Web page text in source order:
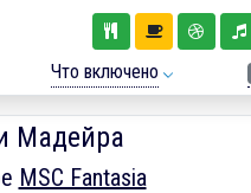
Что включено
Мадейра
MSC Fantasia